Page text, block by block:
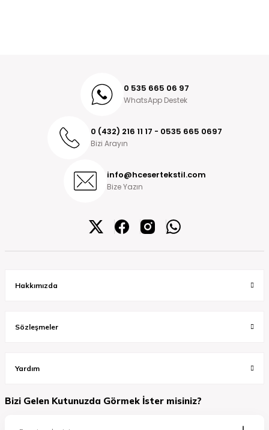
0 535 665 06 97
WhatsApp Destek
0 (432) 216 11 17 - 0535 665 0697
Bizi Arayın
info@hcesertekstil.com
Bize Yazın
Hakkımızda
Sözleşmeler
Yardım
Bizi Gelen Kutunuzda Görmek İster misiniz?